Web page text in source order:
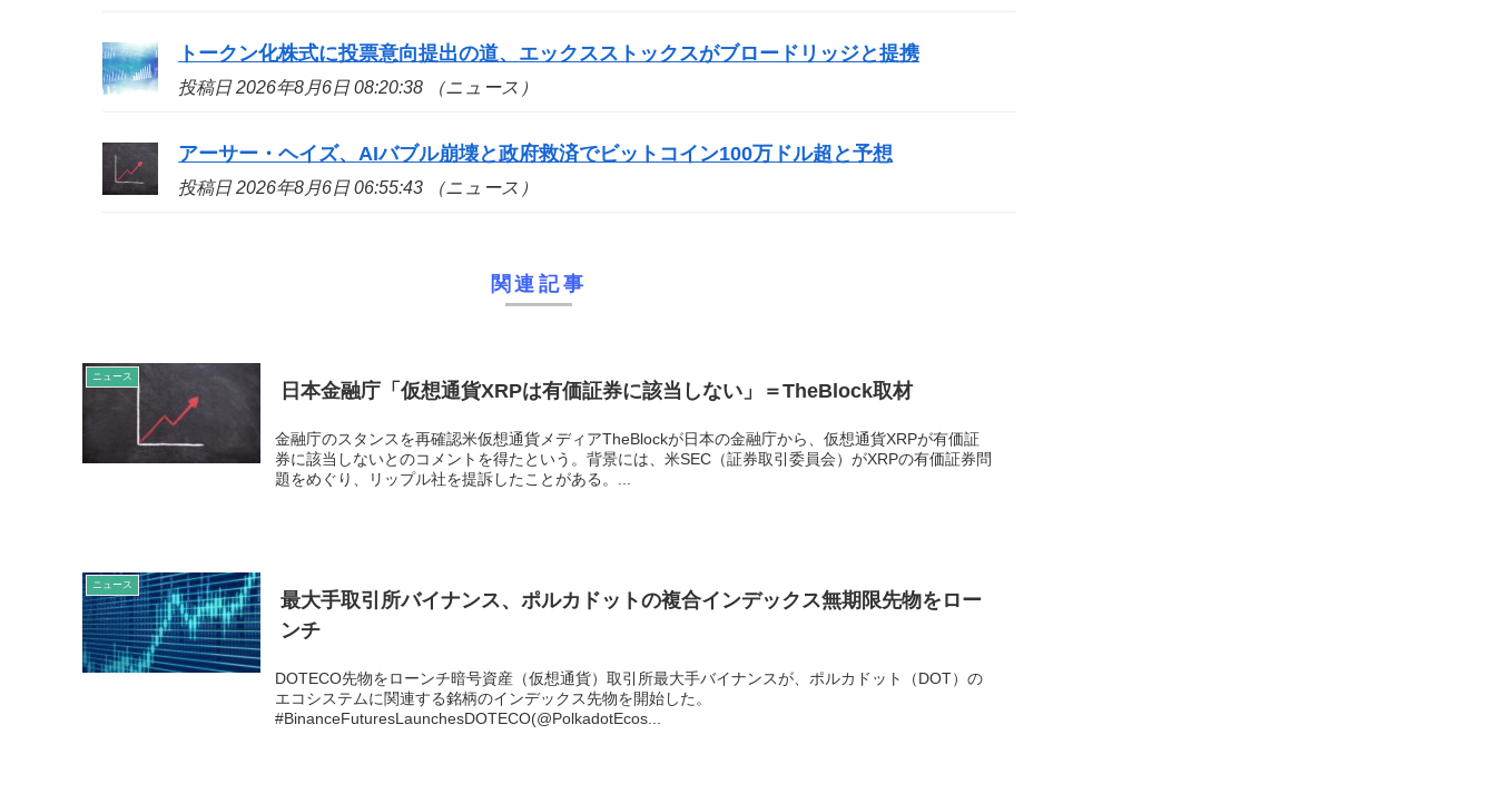
トークン化株式に投票意向提出の道、エックスストックスがブロードリッジと提携
投稿日 2026年8月6日 08:20:38 （ニュース）
アーサー・ヘイズ、AIバブル崩壊と政府救済でビットコイン100万ドル超と予想
投稿日 2026年8月6日 06:55:43 （ニュース）
関連記事
ニュース
日本金融庁「仮想通貨XRPは有価証券に該当しない」＝TheBlock取材
金融庁のスタンスを再確認米仮想通貨メディアTheBlockが日本の金融庁から、仮想通貨XRPが有価証
券に該当しないとのコメントを得たという。背景には、米SEC（証券取引委員会）がXRPの有価証券問
題をめぐり、リップル社を提訴したことがある。...
ニュース
最大手取引所バイナンス、ポルカドットの複合インデックス無期限先物をロー
ンチ
DOTECO先物をローンチ暗号資産（仮想通貨）取引所最大手バイナンスが、ポルカドット（DOT）の
エコシステムに関連する銘柄のインデックス先物を開始した。
#BinanceFuturesLaunchesDOTECO(@PolkadotEcos...